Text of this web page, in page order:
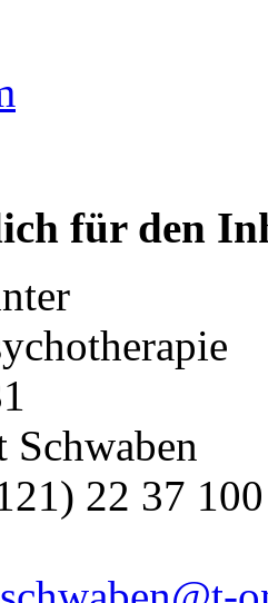
für den
22 37 100